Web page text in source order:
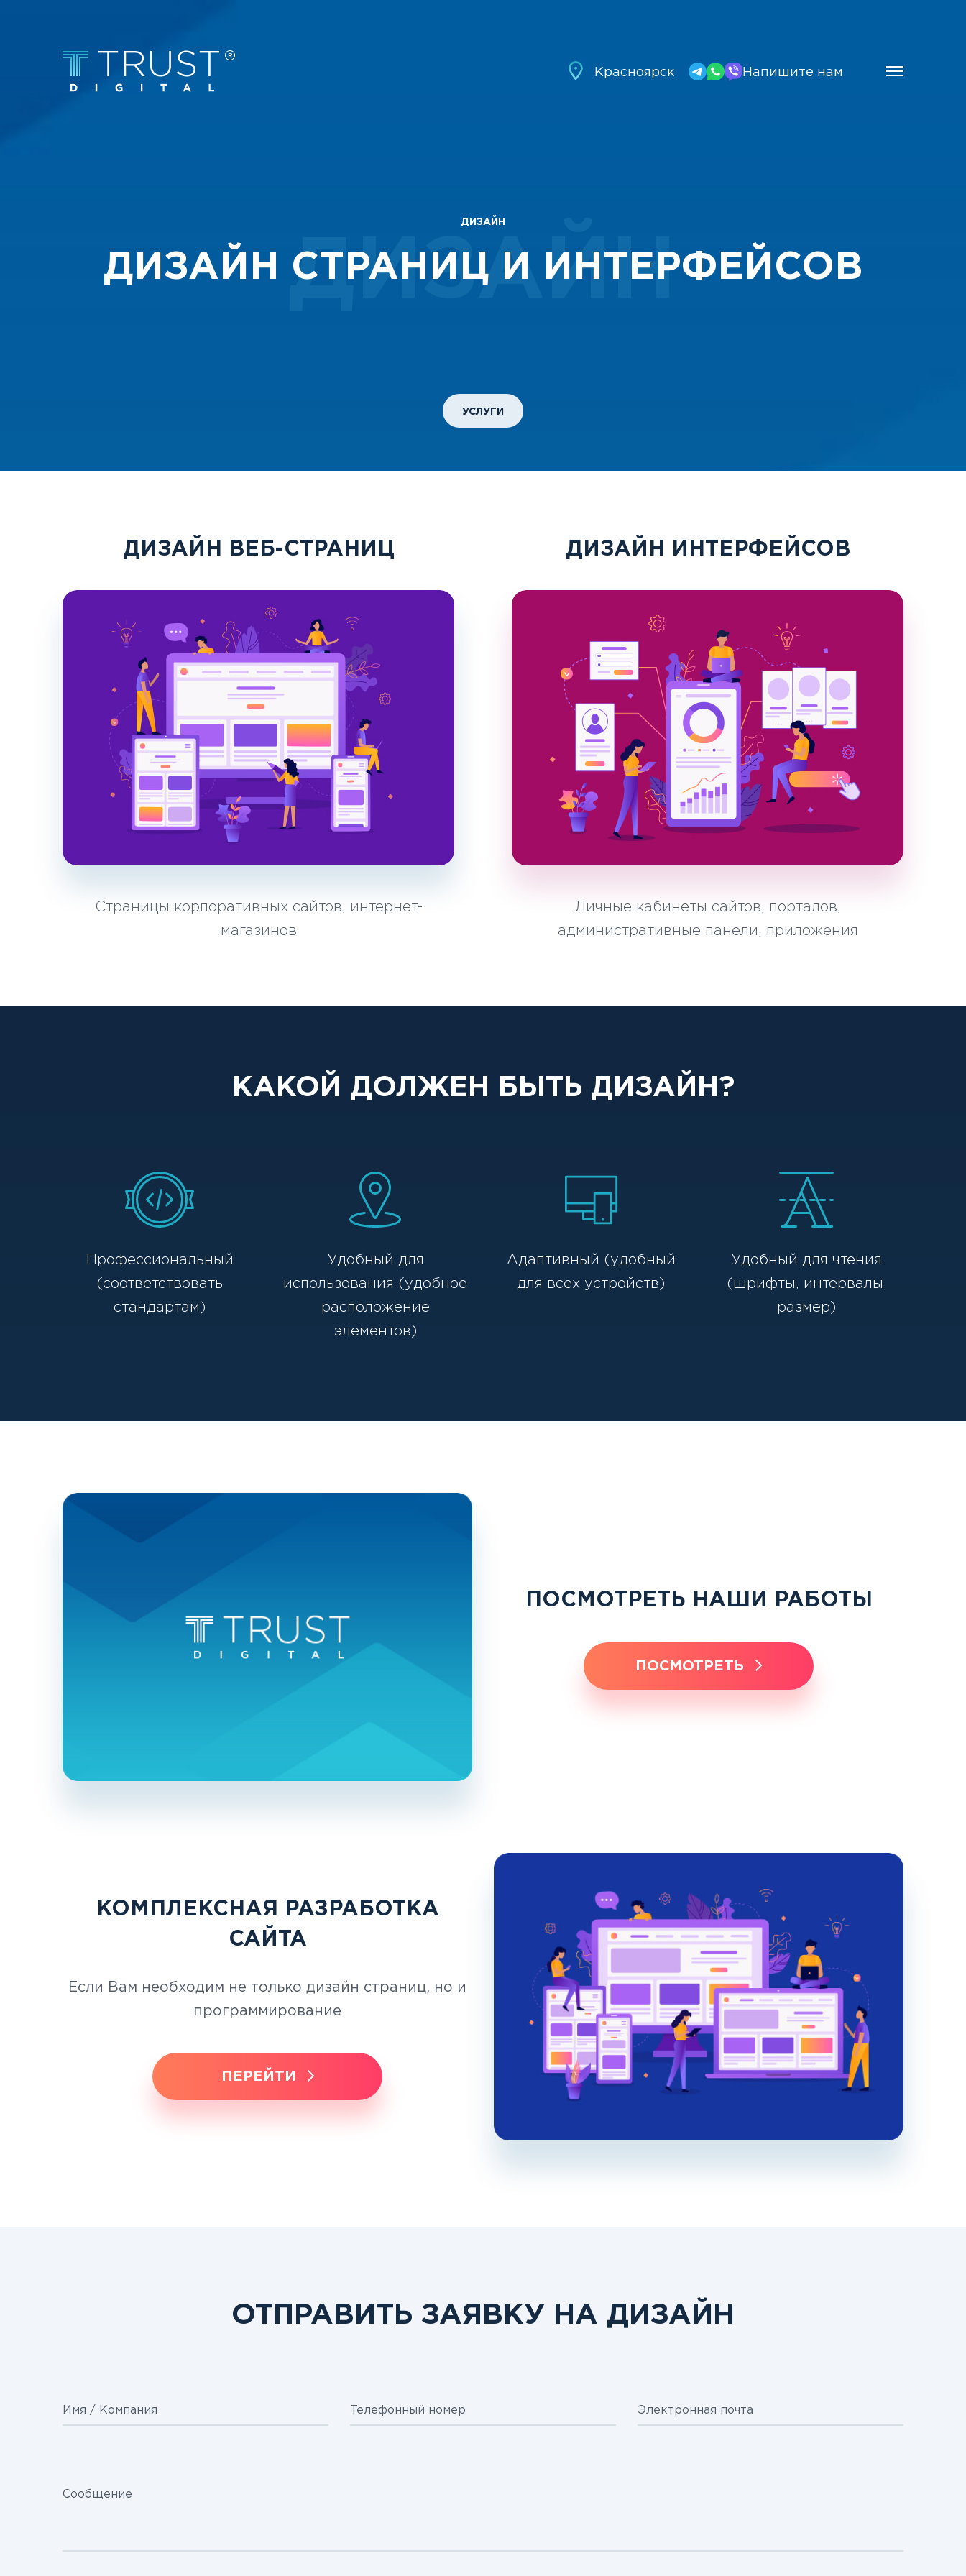
Красноярск Напишите нам
ДИЗАЙН
ДИЗАЙН
ДИЗАЙН СТРАНИЦ И ИНТЕРФЕЙСОВ
УСЛУГИ
ДИЗАЙН ВЕБ-СТРАНИЦ
Страницы корпоративных сайтов, интернет-
магазинов
ДИЗАЙН ИНТЕРФЕЙСОВ
Личные кабинеты сайтов, порталов,
административные панели, приложения
КАКОЙ ДОЛЖЕН БЫТЬ ДИЗАЙН?
Профессиональный
(соответствовать
стандартам)
Удобный для
использования (удобное
расположение
элементов)
Адаптивный (удобный
для всех устройств)
Удобный для чтения
(шрифты, интервалы,
размер)
ПОСМОТРЕТЬ НАШИ РАБОТЫ
ПОСМОТРЕТЬ
КОМПЛЕКСНАЯ РАЗРАБОТКА
САЙТА
Если Вам необходим не только дизайн страниц, но и
программирование
ПЕРЕЙТИ
ОТПРАВИТЬ ЗАЯВКУ НА ДИЗАЙН
Имя / Компания Телефонный номер Электронная почта
Сообщение